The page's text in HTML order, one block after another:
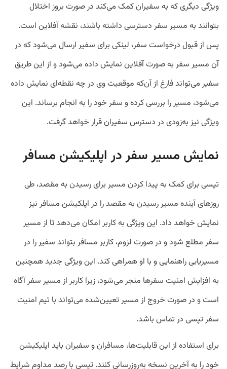
ویژگی دیگری که به سفیران کمک می‌کند در صورت بروز اختلال
بتوانند به مسیر سفر دسترسی داشته باشند، نقشه آفلاین است.
پس از قبول درخواست سفر، لینکی برای سفیر ارسال می‌شود که در
آن مسیر سفر به صورت آفلاین نمایش داده می‌شود و از این طریق
سفیر می‌تواند فارغ از آن‌که موقعیت وی در چه نقطه‌ای نمایش داده
می‌شود، مسیر را بررسی کرده و سفر خود را به انجام برساند. این
ویژگی نیز به‌زودی در دسترس سفیران قرار خواهد گرفت.
نمایش مسیر سفر در اپلیکیشن مسافر
تپسی برای کمک به پیدا کردن مسیر برای رسیدن به مقصد، طی
روزهای آینده مسیر رسیدن به مقصد را در اپلکیشن مسافر نیز
نمایش خواهد داد. این ویژگی به کاربر امکان می‌دهد تا از مسیر
سفر مطلع شود و در صورت لزوم، کاربر مسافر بتواند سفیر را در
مسیریابی راهنمایی و با او همراهی کند. این ویژگی جدید همچنین
به افزایش امنیت سفرها منجر می‌شود، زیرا کاربر از مسیر سفر آگاه
است و در صورت خروج از مسیر تعیین‌شده می‌تواند با تیم امنیت
سفر تپسی در تماس باشد.
برای استفاده از این قابلیت‌ها، مسافران و سفیران باید اپلیکیشن
خود را به آخرین نسخه به‌روزرسانی کنند. تپسی با رصد مداوم شرایط